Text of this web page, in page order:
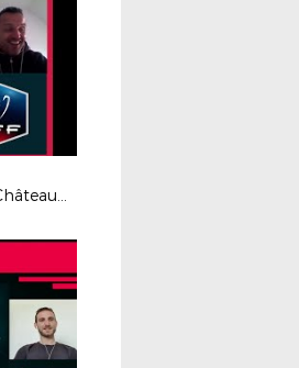
Coupe de France : Saumur et Châteaubriant, le jour d'après